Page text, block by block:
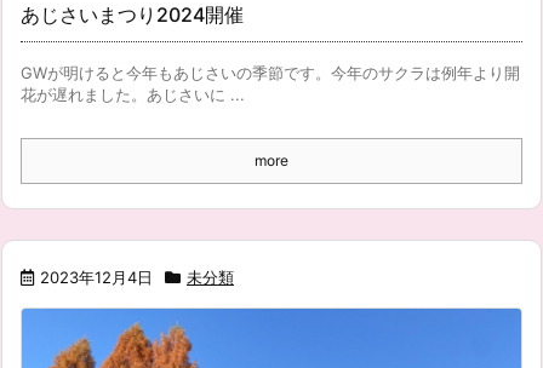
あじさいまつり2024開催
GWが明けると今年もあじさいの季節です。今年のサクラは例年より開
花が遅れました。あじさいに ...
more
2023年12月4日 未分類